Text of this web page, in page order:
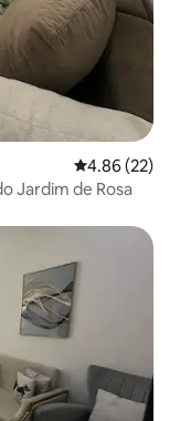
Calificación
4.86 (22)
Jardim de Rosa